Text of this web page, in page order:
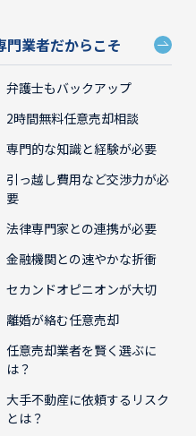
門業者だからこそ
弁護士もバックアップ
2時間無料任意売却相談
専門的な知識と経験が必要
引っ越し費用など交渉力が必
要
法律専門家との連携が必要
金融機関との速やかな折衝
セカンドオピニオンが大切
離婚が絡む任意売却
任意売却業者を賢く選ぶに
は？
大手不動産に依頼するリスク
とは？